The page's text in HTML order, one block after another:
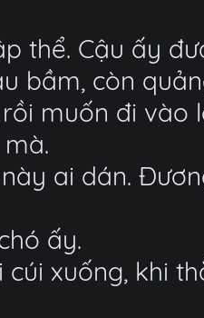
thể. Cậu ấy
bầm, còn
muốn đi vào
ai dán.
ấy.
xuống, khi